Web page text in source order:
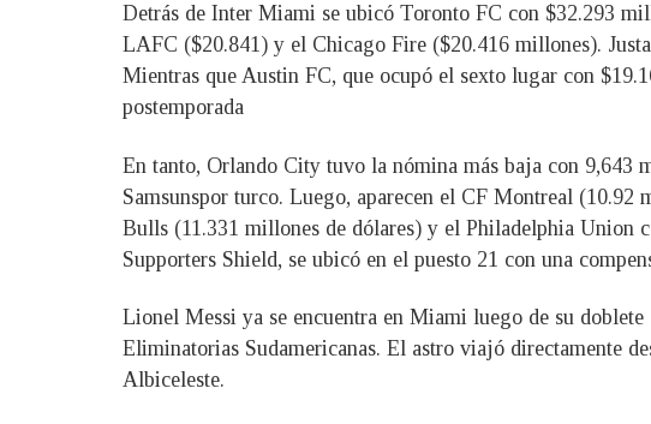
Detrás de Inter Miami se ubicó Toronto FC con $32.293
LAFC ($20.841) y el Chicago Fire ($20.416 millones).
Mientras que Austin FC, que ocupó el sexto lugar con
postemporada
En tanto, Orlando City tuvo la nómina más baja con 9,643
Samsunspor turco. Luego, aparecen el CF Montreal
Bulls (11.331 millones de dólares) y el Philadelphia Union
Supporters Shield, se ubicó en el puesto 21 con una
Lionel Messi ya se encuentra en Miami luego de su
Eliminatorias Sudamericanas. El astro viajó directamente
Albiceleste.